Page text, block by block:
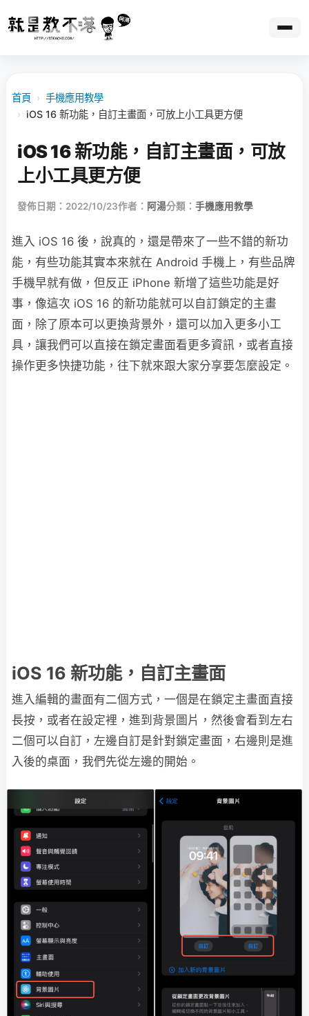
首頁 › 手機應用教學
› iOS 16 新功能，自訂主畫面，可放上小工具更方便
iOS 16 新功能，自訂主畫面，可放
上小工具更方便
發佈日期：2022/10/23作者： 阿湯分類： 手機應用教學
進入 iOS 16 後，說真的，還是帶來了一些不錯的新功
能，有些功能其實本來就在 Android 手機上，有些品牌
手機早就有做，但反正 iPhone 新增了這些功能是好
事，像這次 iOS 16 的新功能就可以自訂鎖定的主畫
面，除了原本可以更換背景外，還可以加入更多小工
具，讓我們可以直接在鎖定畫面看更多資訊，或者直接
操作更多快捷功能，往下就來跟大家分享要怎麼設定。
iOS 16 新功能，自訂主畫面
進入編輯的畫面有二個方式，一個是在鎖定主畫面直接
長按，或者在設定裡，進到背景圖片，然後會看到左右
二個可以自訂，左邊自訂是針對鎖定畫面，右邊則是進
入後的桌面，我們先從左邊的開始。